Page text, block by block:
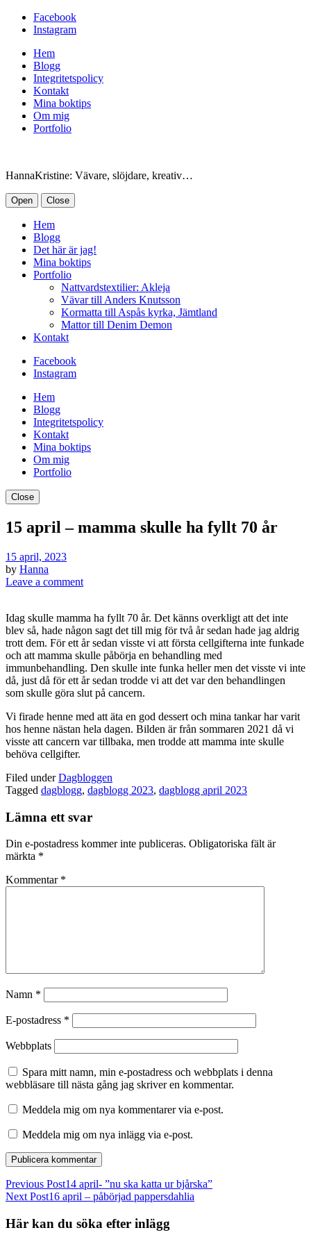
Facebook
Instagram
Hem
Blogg
Integritetspolicy
Kontakt
Mina boktips
Om mig
Portfolio
HannaKristine: Vävare, slöjdare, kreativ…
Open Close
Hem
Blogg
Det här är jag!
Mina boktips
Portfolio
Nattvardstextilier: Akleja
Vävar till Anders Knutsson
Kormatta till Aspås kyrka, Jämtland
Mattor till Denim Demon
Kontakt
Facebook
Instagram
Hem
Blogg
Integritetspolicy
Kontakt
Mina boktips
Om mig
Portfolio
Close
15 april – mamma skulle ha fyllt 70 år
15 april, 2023
by Hanna
Leave a comment
Idag skulle mamma ha fyllt 70 år. Det känns overkligt att det inte
blev så, hade någon sagt det till mig för två år sedan hade jag aldrig
trott dem. För ett år sedan visste vi att första cellgifterna inte funkade
och att mamma skulle påbörja en behandling med
immunbehandling. Den skulle inte funka heller men det visste vi inte
då, just då för ett år sedan trodde vi att det var den behandlingen
som skulle göra slut på cancern.
Vi firade henne med att äta en god dessert och mina tankar har varit
hos henne nästan hela dagen. Bilden är från sommaren 2021 då vi
visste att cancern var tillbaka, men trodde att mamma inte skulle
behöva cellgifter.
Filed underDagbloggen
Tagged dagblogg, dagblogg 2023, dagblogg april 2023
Lämna ett svar
Din e-postadress kommer inte publiceras. Obligatoriska fält är
märkta *
Kommentar *
Namn *
E-postadress *
Webbplats
Spara mitt namn, min e-postadress och webbplats i denna
webbläsare till nästa gång jag skriver en kommentar.
Meddela mig om nya kommentarer via e-post.
Meddela mig om nya inlägg via e-post.
Previous Post14 april- ”nu ska katta ur bjårska”
Next Post16 april – påbörjad pappersdahlia
Här kan du söka efter inlägg